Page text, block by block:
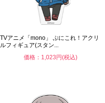
TVアニメ「mono」 ぷにこれ！アクリ
ルフィギュア(スタン...
価格：1,023円(税込)